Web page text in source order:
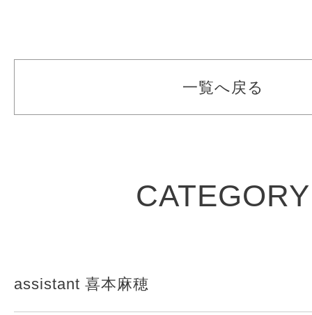
一覧へ戻る
CATEGORY
assistant 喜本麻穂